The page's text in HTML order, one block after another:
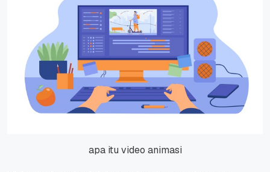
apa itu video animasi